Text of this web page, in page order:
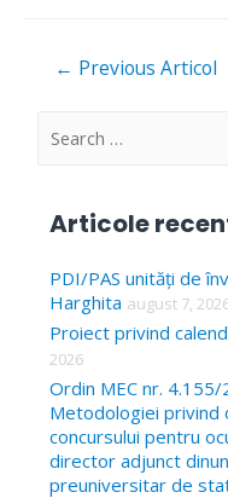
Navigare
← Previous Articol
S
c
h
f
o
r
Articole
PDI/PAS unități de
Harghita august 7,
Proiect privind
2026
Ordin MEC nr.
Metodologiei privind
concursului pentru
director adjunct
preuniversitar de